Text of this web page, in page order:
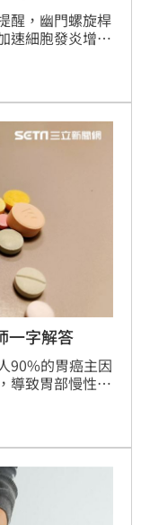
醒，幽門螺旋桿
速細胞發炎增
一字解答
90%的胃癌主因
導致胃部慢性發
長輩「拿止痛
嗎？會。加工食